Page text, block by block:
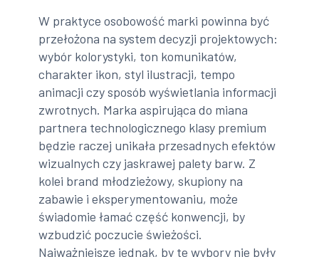
W praktyce osobowość marki powinna być
przełożona na system decyzji projektowych:
wybór kolorystyki, ton komunikatów,
charakter ikon, styl ilustracji, tempo
animacji czy sposób wyświetlania informacji
zwrotnych. Marka aspirująca do miana
partnera technologicznego klasy premium
będzie raczej unikała przesadnych efektów
wizualnych czy jaskrawej palety barw. Z
kolei brand młodzieżowy, skupiony na
zabawie i eksperymentowaniu, może
świadomie łamać część konwencji, by
wzbudzić poczucie świeżości.
Najważniejsze jednak, by te wybory nie były